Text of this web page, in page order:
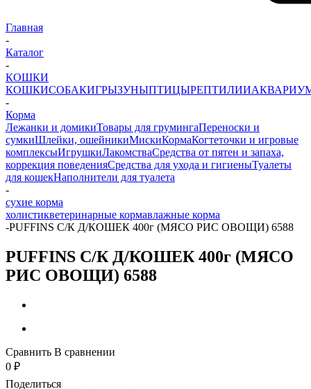
Главная
-
Каталог
-
КОШКИ
КОШКИСОБАКИГРЫЗУНЫПТИЦЫРЕПТИЛИИ
-
Корма
Лежанки и домикиТовары для грумингаПереноски и
сумкиШлейки, ошейникиМискиКормаКогтеточки и игровые
комплексыИгрушкиЛакомстваСредства от пятен и запаха,
коррекция поведенияСредства для ухода и гигиеныТуалеты
для кошекНаполнители для туалета
-
сухие корма
холистикветеринарные кормавлажные корма
-PUFFINS С/К Д/КОШЕК 400г (МЯСО РИС ОВОЩИ) 6588
PUFFINS С/К Д/КОШЕК 400г (МЯСО
РИС ОВОЩИ) 6588
Сравнить В сравнении
0 ₽
Поделиться